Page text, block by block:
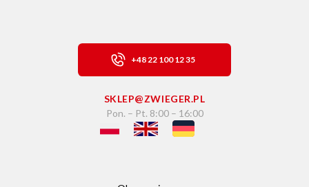
+48 22 100 12 35
SKLEP@ZWIEGER.PL
Pon. – Pt. 8:00 – 16:00